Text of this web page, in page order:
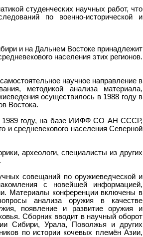
студенческих научных работ, что
по военно-исторической и
и на Дальнем Востоке принадлежит
населения этих регионов.
научное направление в
методикой анализа материала,
осуществилось в 1988 году в
Востока.
1989 году, на базе ИИФФ СО АН СССР,
и средневекового населения Северной
археологи, специалисты из других
совещаний по оружиеведческой и
с новейшей информацией,
Материалы конференции включены в
анализа оружия в качестве
появление и развитие оружия и
Сборник вводит в научный оборот
Сибири, Урала, Поволжья и других
по истории кочевых племён Азии,